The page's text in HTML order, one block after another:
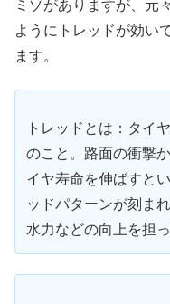
ミゾがありますが、元
ようにトレッドが効い
ます。
トレッドとは：タイ
のこと。路面の衝撃
イヤ寿命を伸ばすと
ッドパターンが刻ま
水力などの向上を担っ